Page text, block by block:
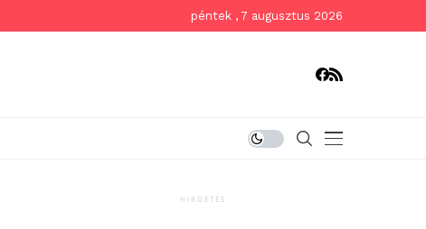
péntek , 7 augusztus 2026
HIRDETÉS